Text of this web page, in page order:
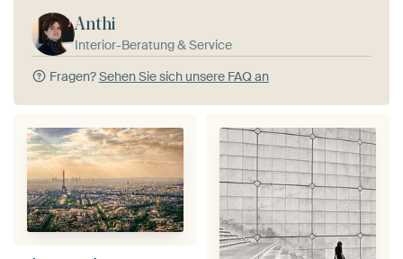
Anthi
Interior-Beratung & Service
Fragen?Sehen Sie sich unsere FAQ an